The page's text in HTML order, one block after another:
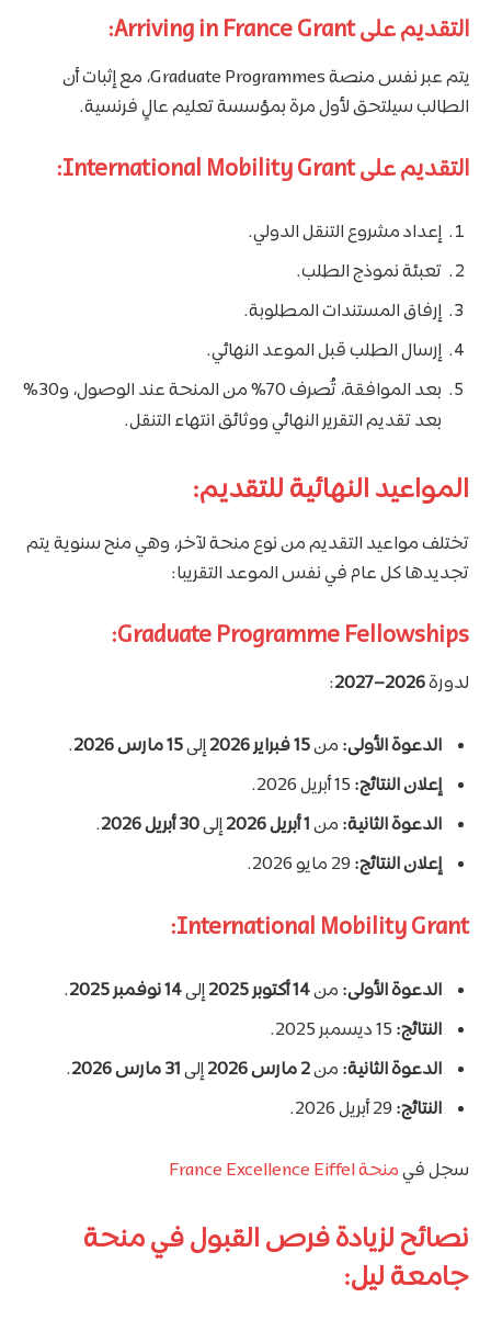
التقديم على Arriving in France Grant:
يتم عبر نفس منصة Graduate Programmes، مع إثبات أن
الطالب سيلتحق لأول مرة بمؤسسة تعليم عالٍ فرنسية.
التقديم على International Mobility Grant:
إعداد مشروع التنقل الدولي.
تعبئة نموذج الطلب.
إرفاق المستندات المطلوبة.
إرسال الطلب قبل الموعد النهائي.
بعد الموافقة، تُصرف 70% من المنحة عند الوصول، و30%
بعد تقديم التقرير النهائي ووثائق انتهاء التنقل.
المواعيد النهائية للتقديم:
تختلف مواعيد التقديم من نوع منحة لآخر، وهي منح سنوية يتم
تجديدها كل عام في نفس الموعد التقريبا:
Graduate Programme Fellowships:
لدورة2026–2027
:
الدعوة الأولى: من15 فبراير 2026 إلى15 مارس 2026
.
إعلان النتائج:
الدعوة الثانية: من1 أبريل 2026 إلى30 أبريل 2026
.
إعلان النتائج:
International Mobility Grant:
الدعوة الأولى: من14 أكتوبر 2025 إلى14 نوفمبر 2025
.
النتائج:
الدعوة الثانية: من2 مارس 2026 إلى31 مارس 2026
.
النتائج:
سجل فيمنحة France Excellence Eiffel
نصائح لزيادة فرص القبول في منحة
جامعة ليل: